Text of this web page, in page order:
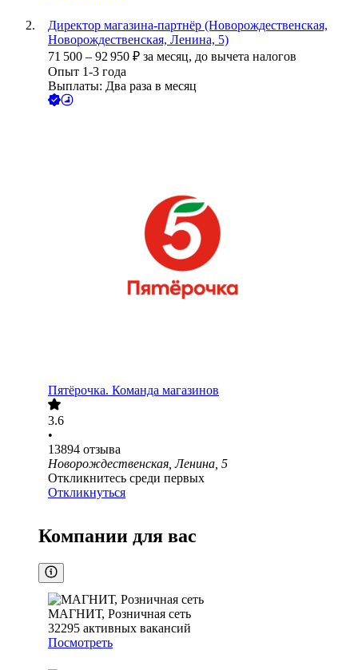
Директор магазина-партнёр (Новорождественская,
Новорождественская, Ленина, 5)
71 500 – 92 950 ₽ за месяц, до вычета налогов
Опыт 1-3 года
Выплаты: Два раза в месяц
Пятёрочка. Команда магазинов
3.6
•
13894 отзыва
Новорождественская, Ленина, 5
Откликнитесь среди первых
Откликнуться
Компании для вас
МАГНИТ, Розничная сеть
32295 активных вакансий
Посмотреть